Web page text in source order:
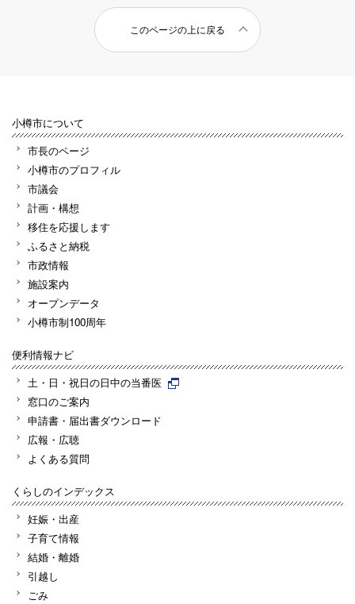
このページの上に戻る
小樽市について
市長のページ
小樽市のプロフィル
市議会
計画・構想
移住を応援します
ふるさと納税
市政情報
施設案内
オープンデータ
小樽市制100周年
便利情報ナビ
土・日・祝日の日中の当番医
窓口のご案内
申請書・届出書ダウンロード
広報・広聴
よくある質問
くらしのインデックス
妊娠・出産
子育て情報
結婚・離婚
引越し
ごみ